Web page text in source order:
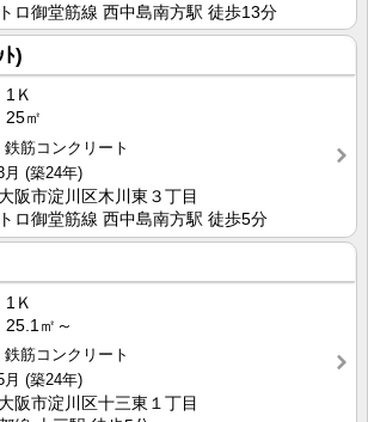
ロ御堂筋線 西中島南方駅 徒歩13分
)
1Ｋ
25㎡
鉄筋コンクリート
(築24年)
阪市淀川区木川東３丁目
ロ御堂筋線 西中島南方駅 徒歩5分
1Ｋ
25.1㎡～
鉄筋コンクリート
(築24年)
阪市淀川区十三東１丁目